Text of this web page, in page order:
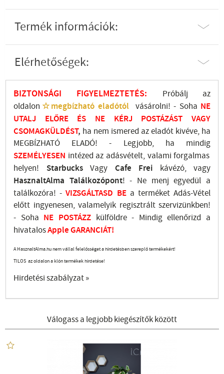
Termék információk:
Elérhetőségek:
BIZTONSÁGI FIGYELMEZTETÉS:
Próbálj az
oldalon ☆megbízható eladótól vásárolni! - Soha NE
UTALJ ELŐRE ÉS NE KÉRJ POSTÁZÁST VAGY
CSOMAGKÜLDÉST, ha nem ismered az eladót kivéve, ha
MEGBÍZHATÓ ELADÓ! - Legjobb, ha mindig
SZEMÉLYESEN intézed az adásvételt, valami forgalmas
helyen! StarbucksVagy Cafe Frei kávézó, vagy
HasznaltAlma Találkozópont! - Ne menj egyedül a
találkozóra! - VIZSGÁLTASD BEa terméket Adás-Vétel
előtt ingyenesen, valamelyik regisztrált szervizünkben!
- Soha NE POSTÁZZ külföldre- Mindig ellenőrizd a
hivatalosApple GARANCIÁT!
A HasznaltAlma.hu nem vállal felelősséget a hirdetésben szereplő termékekért!
TILOS az oldalon a klón termékek hirdetése!
Hirdetési szabályzat »
Válogass a legjobb kiegészítők között